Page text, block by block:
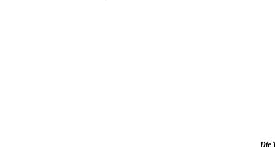
Die